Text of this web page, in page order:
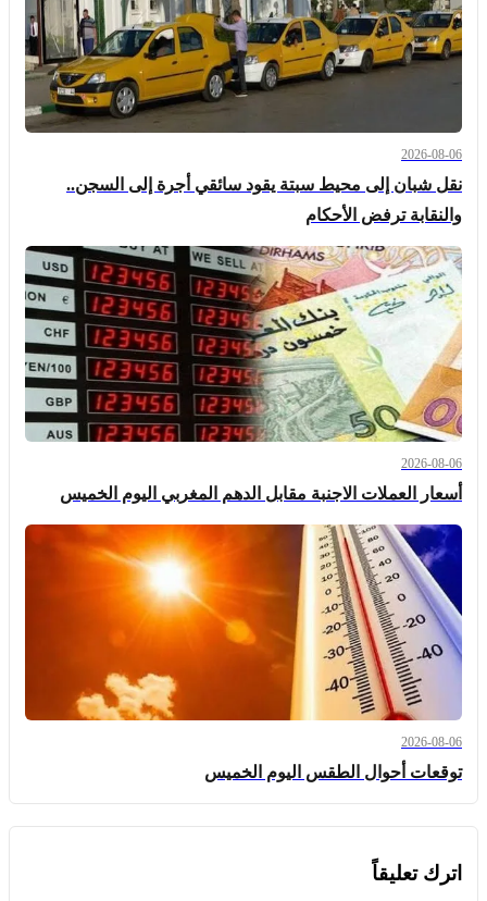
2026-08-06
نقل شبان إلى محيط سبتة يقود سائقي أجرة إلى السجن..
والنقابة ترفض الأحكام
2026-08-06
أسعار العملات الاجنبة مقابل الدهم المغربي اليوم الخميس
2026-08-06
توقعات أحوال الطقس اليوم الخميس
اترك تعليقاً